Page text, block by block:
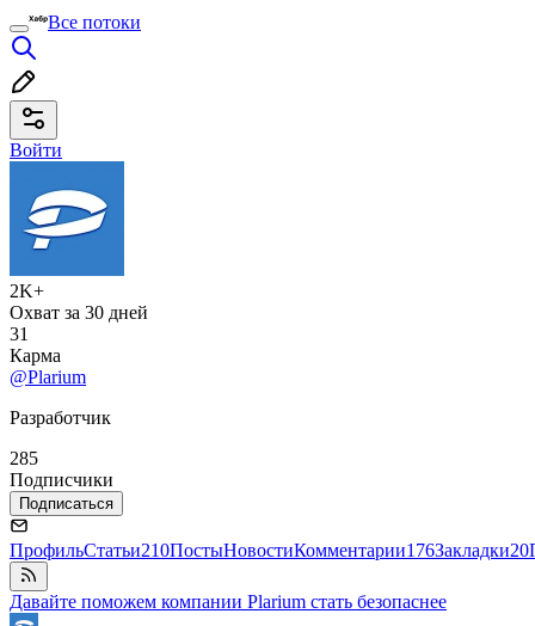
Все потоки
Войти
2K+
Охват за 30 дней
31
Карма
@Plarium
Разработчик
285
Подписчики
Подписаться
ПрофильСтатьи210ПостыНовостиКомментарии176Закладки20
Давайте поможем компании Plarium стать безопаснее